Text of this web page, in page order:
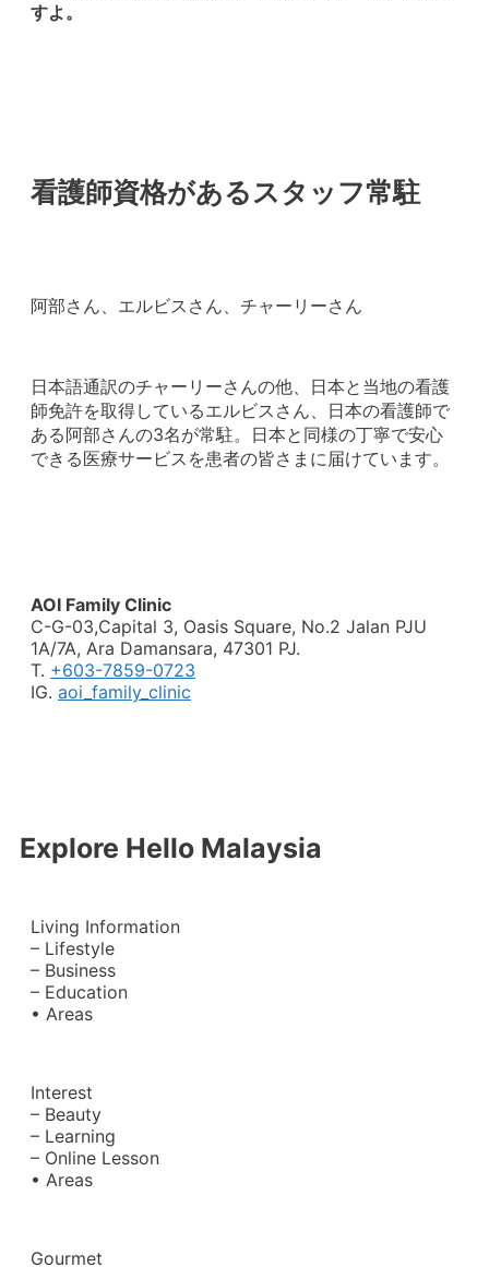
すよ。
看護師資格があるスタッフ常駐
阿部さん、エルビスさん、チャーリーさん
日本語通訳のチャーリーさんの他、日本と当地の看護
師免許を取得しているエルビスさん、日本の看護師で
ある阿部さんの3名が常駐。日本と同様の丁寧で安心
できる医療サービスを患者の皆さまに届けています。
AOI Family Clinic
C-G-03,Capital 3, Oasis Square, No.2 Jalan PJU
1A/7A, Ara Damansara, 47301 PJ.
T. +603-7859-0723
IG. aoi_family_clinic
Explore Hello Malaysia
Living Information
– Lifestyle
– Business
– Education
• Areas
Interest
– Beauty
– Learning
– Online Lesson
• Areas
Gourmet